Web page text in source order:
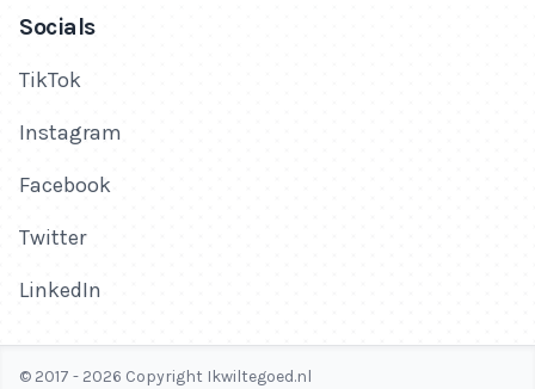
Socials
TikTok
Instagram
Facebook
Twitter
LinkedIn
© 2017 - 2026 Copyright Ikwiltegoed.nl